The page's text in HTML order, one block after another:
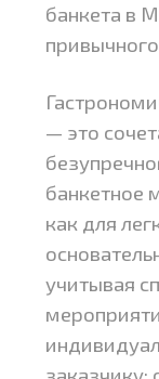
банкета в
— это
банкетное
как для
учитывая